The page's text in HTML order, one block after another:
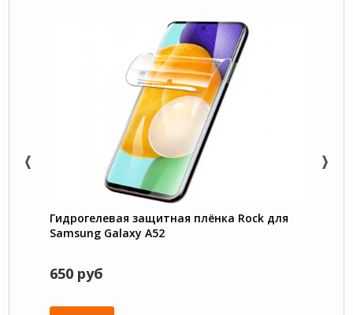
Гидрогелевая защитная плёнка Rock для
Samsung Galaxy A52
650 руб